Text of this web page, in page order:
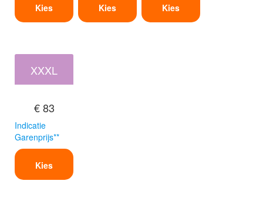
Kies Kies Kies
XXXL
€ 83
Indicatie
Garenprijs**
Kies